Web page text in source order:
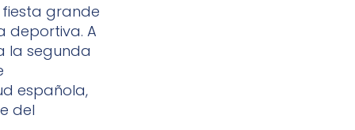
grande
deportiva. A
la segunda
española,
del